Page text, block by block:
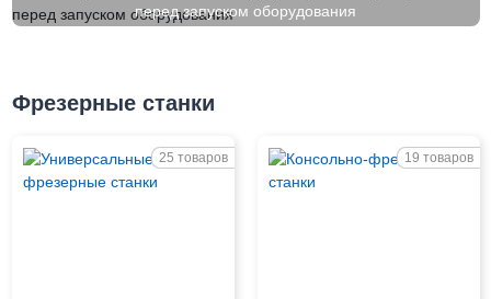
перед запуском оборудования
Фрезерные станки
25 товаров 19 товаров